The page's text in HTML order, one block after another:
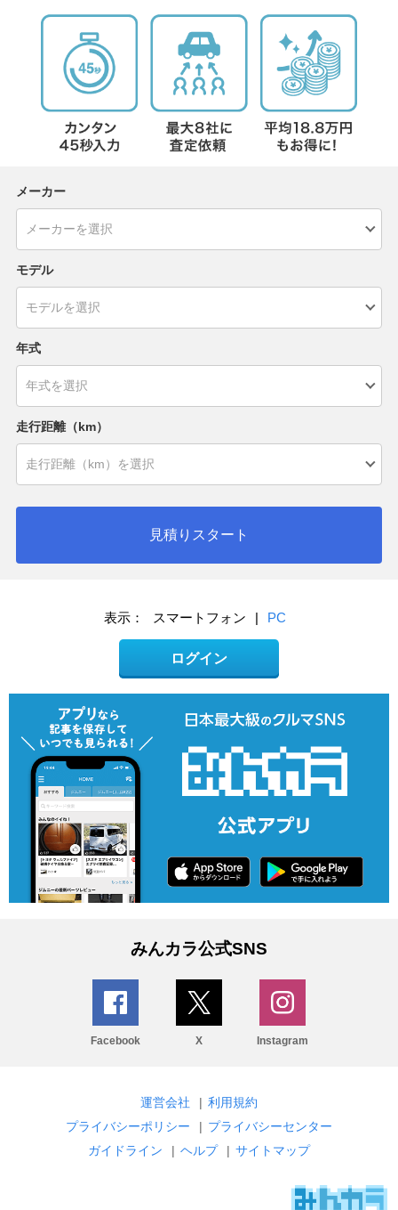
メーカー
モデル
年式
走行距離（km）
見積りスタート
表示： スマートフォン | PC
ログイン
みんカラ公式SNS
Facebook X Instagram
運営会社 | 利用規約
プライバシーポリシー
| プライバシーセンター
ガイドライン
| ヘルプ | サイトマップ